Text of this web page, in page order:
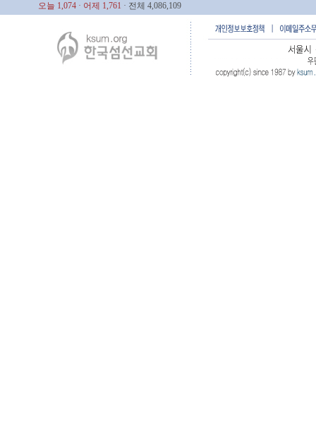
오늘 1,074 · 어제 1,761 · 전체 4,086,109